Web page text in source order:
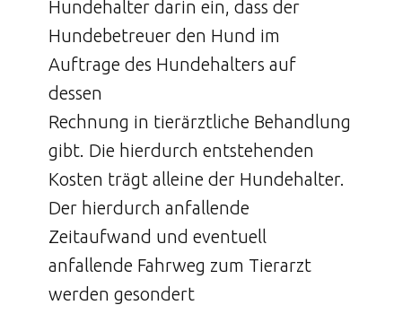
Hundehalter darin ein, dass der
Hundebetreuer den Hund im
Auftrage des Hundehalters auf
dessen
Rechnung in tierärztliche Behandlung
gibt. Die hierdurch entstehenden
Kosten trägt alleine der Hundehalter.
Der hierdurch anfallende
Zeitaufwand und eventuell
anfallende Fahrweg zum Tierarzt
werden gesondert